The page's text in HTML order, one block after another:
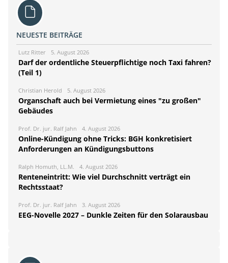
NEUESTE BEITRÄGE
Lutz Ritter 5. August 2026
Darf der ordentliche Steuerpflichtige noch Taxi fahren?
(Teil 1)
Christian Herold 5. August 2026
Organschaft auch bei Vermietung eines "zu großen"
Gebäudes
Prof. Dr. jur. Ralf Jahn 4. August 2026
Online-Kündigung ohne Tricks: BGH konkretisiert
Anforderungen an Kündigungsbuttons
Ralph Homuth, LL.M. 4. August 2026
Renteneintritt: Wie viel Durchschnitt verträgt ein
Rechtsstaat?
Prof. Dr. jur. Ralf Jahn 3. August 2026
EEG-Novelle 2027 – Dunkle Zeiten für den Solarausbau